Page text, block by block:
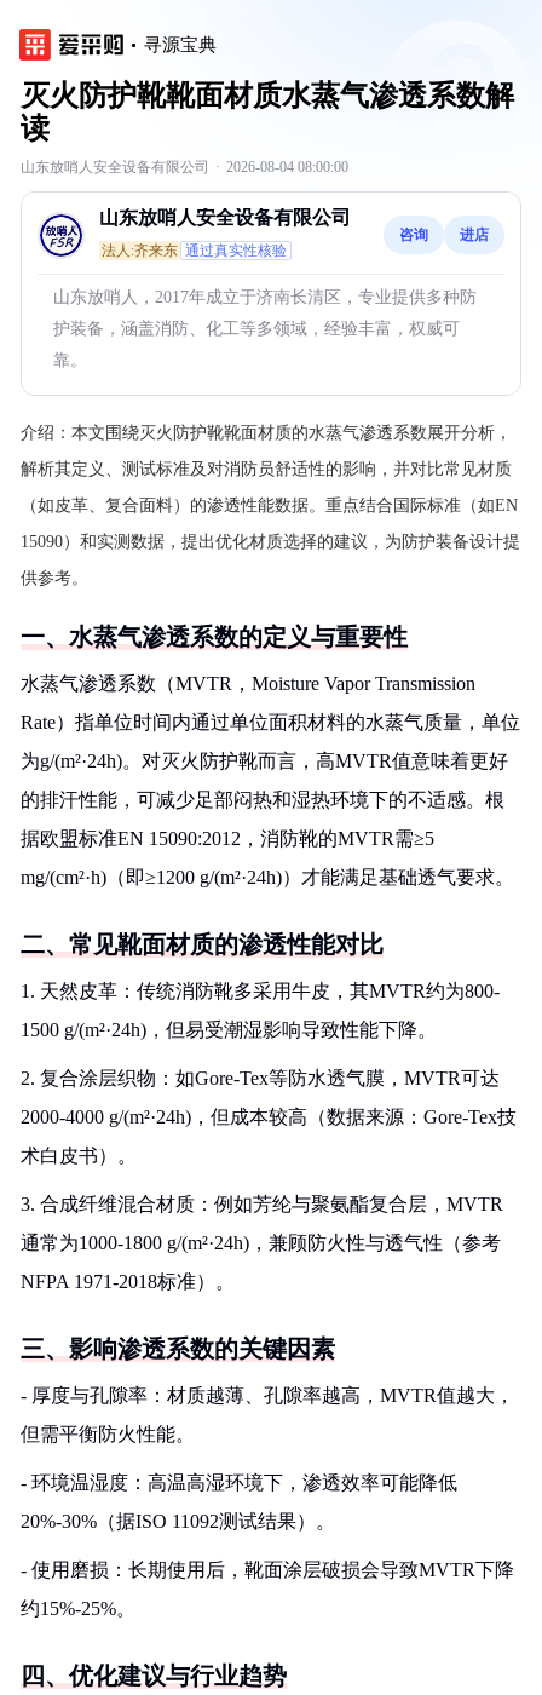
寻源宝典
灭火防护靴靴面材质水蒸气渗透系数解
读
山东放哨人安全设备有限公司 · 2026-08-04 08:00:00
山东放哨人安全设备有限公司
法人:齐来东 通过真实性核验
咨询 进店
山东放哨人，2017年成立于济南长清区，专业提供多种防
护装备，涵盖消防、化工等多领域，经验丰富，权威可
靠。
介绍： 本文围绕灭火防护靴靴面材质的水蒸气渗透系数展开分析，
解析其定义、测试标准及对消防员舒适性的影响，并对比常见材质
（如皮革、复合面料）的渗透性能数据。重点结合国际标准（如EN
15090）和实测数据，提出优化材质选择的建议，为防护装备设计提
供参考。
一、水蒸气渗透系数的定义与重要性
水蒸气渗透系数（MVTR，Moisture Vapor Transmission
Rate）指单位时间内通过单位面积材料的水蒸气质量，单位
为g/(m²·24h)。对灭火防护靴而言，高MVTR值意味着更好
的排汗性能，可减少足部闷热和湿热环境下的不适感。根
据欧盟标准EN 15090:2012，消防靴的MVTR需≥5
mg/(cm²·h)（即≥1200 g/(m²·24h)）才能满足基础透气要求。
二、常见靴面材质的渗透性能对比
1. 天然皮革：传统消防靴多采用牛皮，其MVTR约为800-
1500 g/(m²·24h)，但易受潮湿影响导致性能下降。
2. 复合涂层织物：如Gore-Tex等防水透气膜，MVTR可达
2000-4000 g/(m²·24h)，但成本较高（数据来源：Gore-Tex技
术白皮书）。
3. 合成纤维混合材质：例如芳纶与聚氨酯复合层，MVTR
通常为1000-1800 g/(m²·24h)，兼顾防火性与透气性（参考
NFPA 1971-2018标准）。
三、影响渗透系数的关键因素
- 厚度与孔隙率：材质越薄、孔隙率越高，MVTR值越大，
但需平衡防火性能。
- 环境温湿度：高温高湿环境下，渗透效率可能降低
20%-30%（据ISO 11092测试结果）。
- 使用磨损：长期使用后，靴面涂层破损会导致MVTR下降
约15%-25%。
四、优化建议与行业趋势